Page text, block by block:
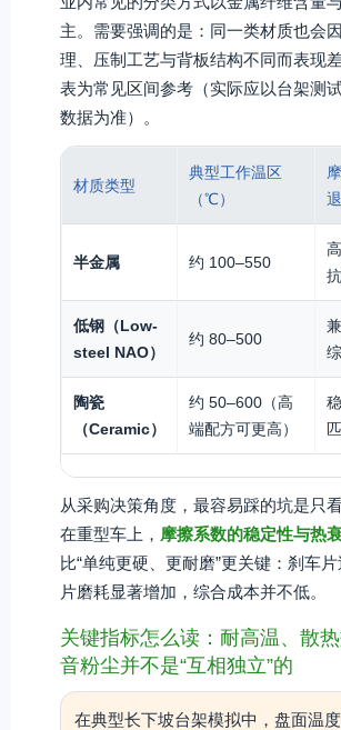
主。需要强调的是：同一类材质也会
理、压制工艺与背板结构不同而表现
表为常见区间参考（实际应以台架测
数据为准）。
材质类型
典型工作温区
（℃）
半金属 约 100–550
低钢（Low-
steel NAO）
约 80–500
陶瓷
（Ceramic）
约 50–600（高
端配方可更高）
从采购决策角度，最容易踩的坑是只看
在重型车上， 摩擦系数的稳定性与热
比“单纯更硬、更耐磨”更关键：刹车
片磨耗显著增加，综合成本并不低。
关键指标怎么读：耐高温、散
音粉尘并不是“互相独立”的
在典型长下坡台架模拟中，盘面温